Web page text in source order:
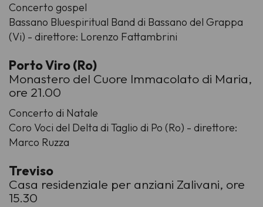
Concerto gospel
Bassano Bluespiritual Band di Bassano del Grappa
(Vi) - direttore: Lorenzo Fattambrini
Porto Viro (Ro)
Monastero del Cuore Immacolato di Maria,
ore 21.00
Concerto di Natale
Coro Voci del Delta di Taglio di Po (Ro) - direttore:
Marco Ruzza
Treviso
Casa residenziale per anziani Zalivani, ore
15.30